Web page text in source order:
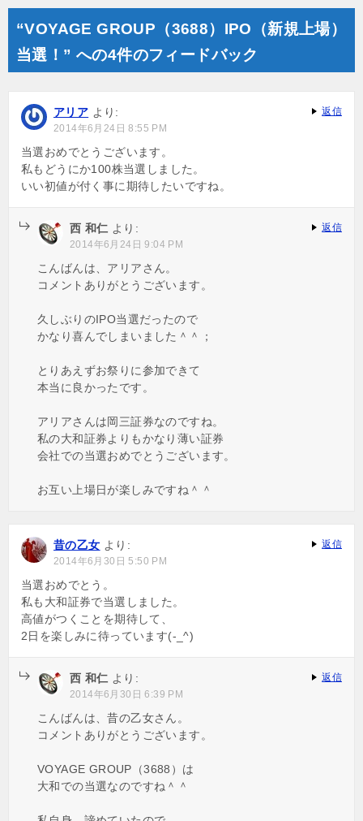
“VOYAGE GROUP（3688）IPO（新規上場）
当選！” への4件のフィードバック
アリア より:
2014年6月24日 8:55 PM
当選おめでとうございます。
私もどうにか100株当選しました。
いい初値が付く事に期待したいですね。
返信
西 和仁 より:
2014年6月24日 9:04 PM
こんばんは、アリアさん。
コメントありがとうございます。
久しぶりのIPO当選だったので
かなり喜んでしまいました＾＾；
とりあえずお祭りに参加できて
本当に良かったです。
アリアさんは岡三証券なのですね。
私の大和証券よりもかなり薄い証券
会社での当選おめでとうございます。
お互い上場日が楽しみですね＾＾
返信
昔の乙女 より:
2014年6月30日 5:50 PM
当選おめでとう。
私も大和証券で当選しました。
高値がつくことを期待して、
2日を楽しみに待っています(-_^)
返信
西 和仁 より:
2014年6月30日 6:39 PM
こんばんは、昔の乙女さん。
コメントありがとうございます。
VOYAGE GROUP（3688）は
大和での当選なのですね＾＾
返信